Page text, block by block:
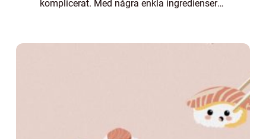
komplicerat. Med några enkla ingredienser